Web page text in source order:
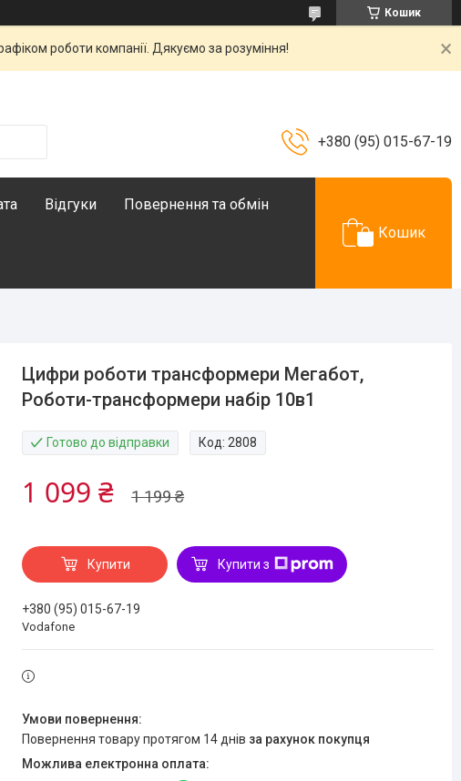
Кошик
роботи компанії. Дякуємо за розуміння!
+380 (95) 015-67-19
Відгуки Повернення та обмін
Кошик
Цифри роботи трансформери Мегабот,
Роботи-трансформери набір 10в1
Готово до відправки Код: 2808
1 199 ₴
1 099 ₴
Купити Купити з
+380 (95) 015-67-19
Vodafone
повернення товару протягом 14 днів за рахунок покупця